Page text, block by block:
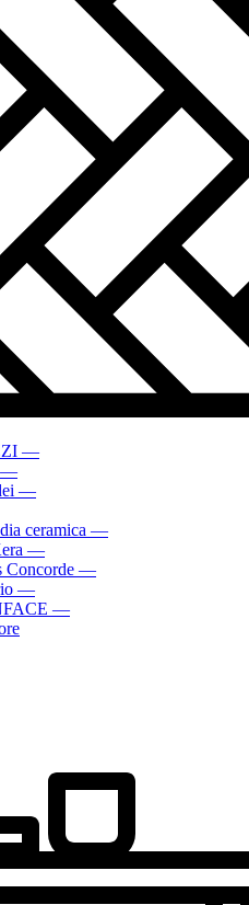
—
—
—
ceramica —
—
Concorde —
—
—